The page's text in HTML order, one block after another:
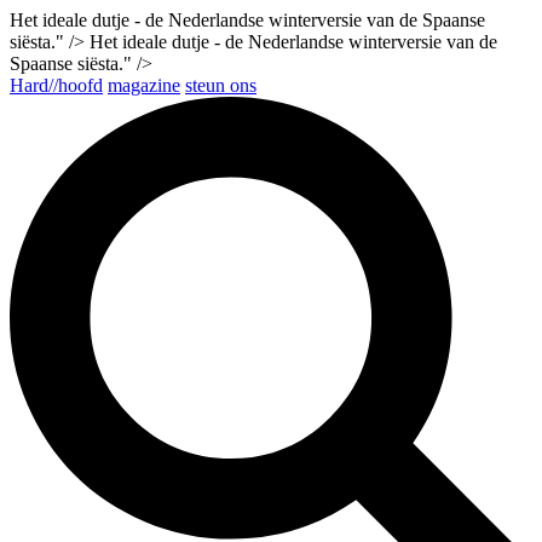
Het ideale dutje - de Nederlandse winterversie van de Spaanse
siësta." /> Het ideale dutje - de Nederlandse winterversie van de
Spaanse siësta." />
Hard//hoofd magazine steun ons